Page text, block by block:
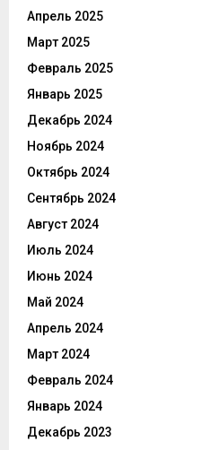
Апрель 2025
Март 2025
Февраль 2025
Январь 2025
Декабрь 2024
Ноябрь 2024
Октябрь 2024
Сентябрь 2024
Август 2024
Июль 2024
Июнь 2024
Май 2024
Апрель 2024
Март 2024
Февраль 2024
Январь 2024
Декабрь 2023